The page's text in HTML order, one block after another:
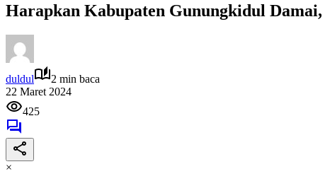
Harapkan Kabupaten Gunungkidul
duldul
2 min baca
22 Maret 2024
425
×